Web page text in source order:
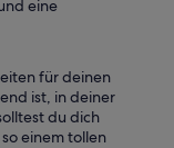
eine
für deinen
ist, in deiner
du dich
einem tollen